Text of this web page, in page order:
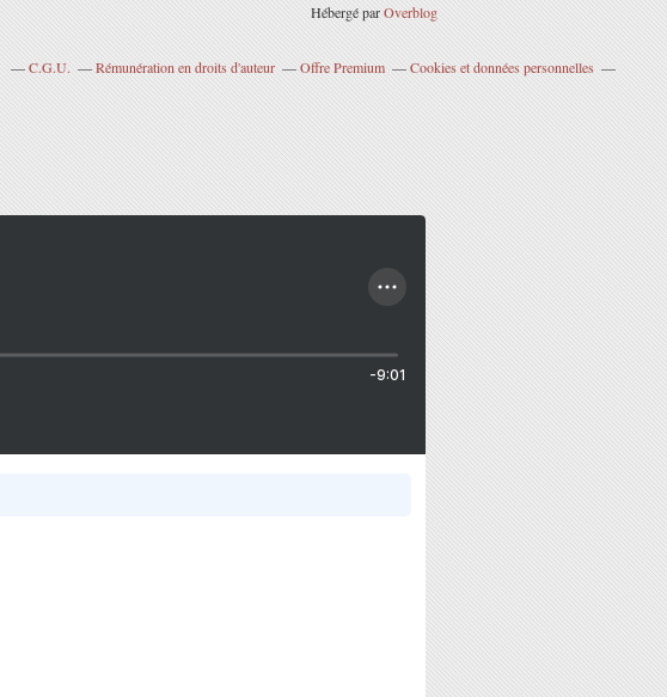
Hébergé parOverblog
C.G.U. Rémunération en droits d'auteur Offre Premium
Cookies et données personnelles
-9:01